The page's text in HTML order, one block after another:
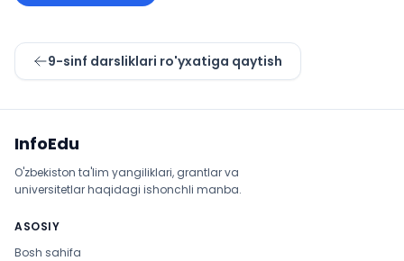
9-sinf darsliklari ro'yxatiga qaytish
InfoEdu
O'zbekiston ta'lim yangiliklari, grantlar va
universitetlar haqidagi ishonchli manba.
ASOSIY
Bosh sahifa